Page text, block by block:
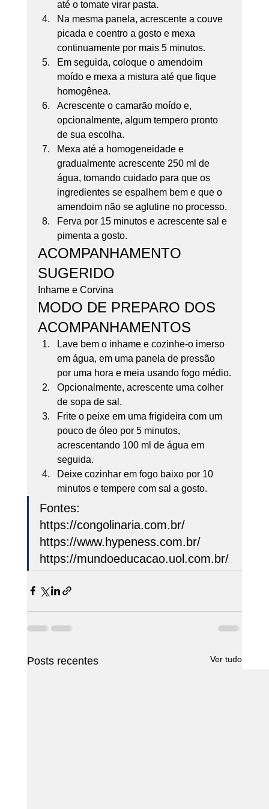
até o tomate virar pasta.
Na mesma panela, acrescente a couve
picada e coentro a gosto e mexa
continuamente por mais 5 minutos.
Em seguida, coloque o amendoim
moído e mexa a mistura até que fique
homogênea.
Acrescente o camarão moído e,
opcionalmente, algum tempero pronto
de sua escolha.
Mexa até a homogeneidade e
gradualmente acrescente 250 ml de
água, tomando cuidado para que os
ingredientes se espalhem bem e que o
amendoim não se aglutine no processo.
Ferva por 15 minutos e acrescente sal e
pimenta a gosto.
ACOMPANHAMENTO
SUGERIDO
Inhame e Corvina
MODO DE PREPARO DOS
ACOMPANHAMENTOS
Lave bem o inhame e cozinhe-o imerso
em água, em uma panela de pressão
por uma hora e meia usando fogo médio.
Opcionalmente, acrescente uma colher
de sopa de sal.
Frite o peixe em uma frigideira com um
pouco de óleo por 5 minutos,
acrescentando 100 ml de água em
seguida.
Deixe cozinhar em fogo baixo por 10
minutos e tempere com sal a gosto.
Fontes:
https://congolinaria.com.br/
https://www.hypeness.com.br/
https://mundoeducacao.uol.com.br/
Posts recentes Ver tudo